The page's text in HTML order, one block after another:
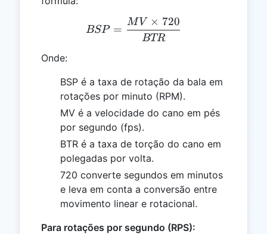
BSP = \frac{MV \times
BSP =
BTR
M V × 720
Onde:
BSP é a taxa de rotação da bala em
rotações por minuto (RPM).
MV é a velocidade do cano em pés
por segundo (fps).
BTR é a taxa de torção do cano em
polegadas por volta.
720 converte segundos em minutos
e leva em conta a conversão entre
movimento linear e rotacional.
Para rotações por segundo (RPS):